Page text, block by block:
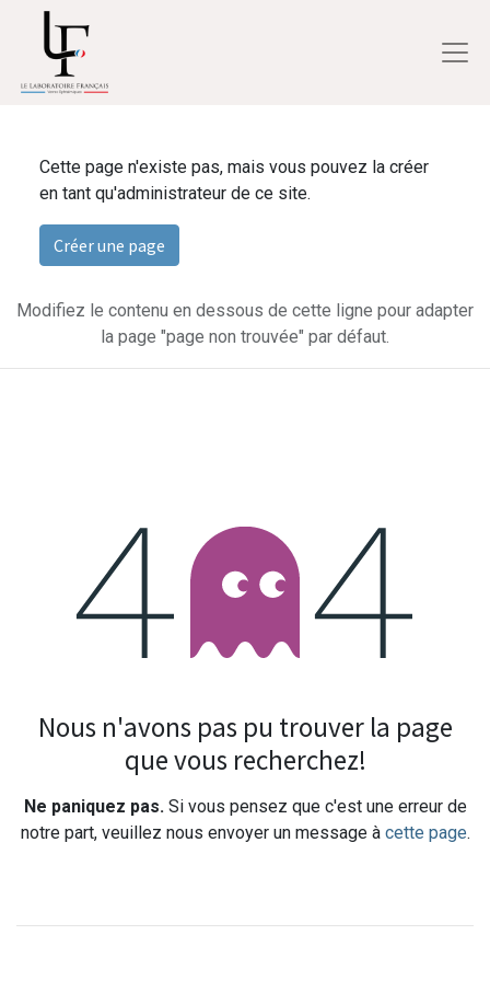
Cette page n'existe pas, mais vous pouvez la créer
en tant qu'administrateur de ce site.
Créer une page
Modifiez le contenu en dessous de cette ligne pour adapter
la page "page non trouvée" par défaut.
Erreur 404
Nous n'avons pas pu trouver la page
que vous recherchez!
Ne paniquez pas.Si vous pensez que c'est une erreur de
notre part, veuillez nous envoyer un message à cette page.